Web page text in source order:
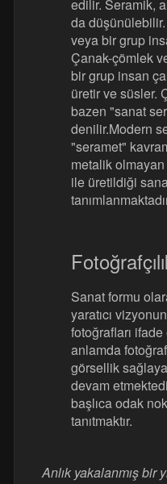
edilir. Seramik,
da
veya bir grup
Çanak-çömlek
bir grup insan
üretir ve süsler.
bazen "sanat
denilir.Modern
"seramet"
metalik olmayan
ile üretildiği
Sanat formu
yaratıcı
fotoğrafları
anlamda
görsellik
devam
başlıca odak
tanıtmaktır.
Anlık yakalanmış bir